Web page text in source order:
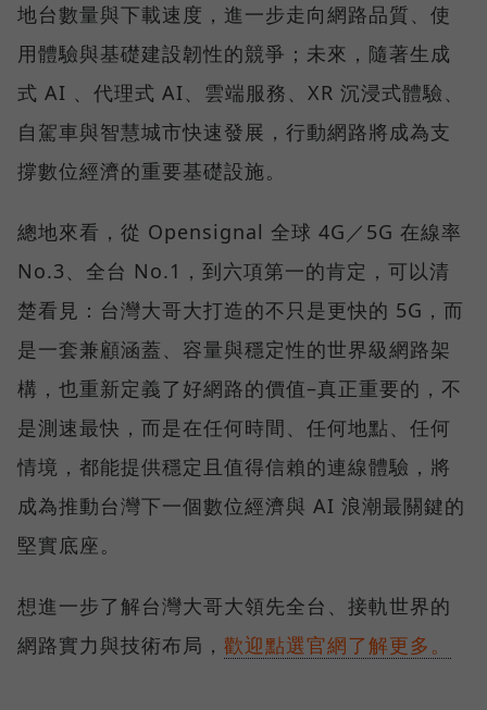
地台數量與下載速度，進一步走向網路品質、使
用體驗與基礎建設韌性的競爭；未來，隨著生成
式 AI 、代理式 AI、雲端服務、XR 沉浸式體驗、
自駕車與智慧城市快速發展，行動網路將成為支
撐數位經濟的重要基礎設施。
總地來看，從 Opensignal 全球 4G／5G 在線率
No.3、全台 No.1，到六項第一的肯定，可以清
楚看見：台灣大哥大打造的不只是更快的 5G，而
是一套兼顧涵蓋、容量與穩定性的世界級網路架
構，也重新定義了好網路的價值–真正重要的，不
是測速最快，而是在任何時間、任何地點、任何
情境，都能提供穩定且值得信賴的連線體驗，將
成為推動台灣下一個數位經濟與 AI 浪潮最關鍵的
堅實底座。
想進一步了解台灣大哥大領先全台、接軌世界的
網路實力與技術布局， 歡迎點選官網了解更多。